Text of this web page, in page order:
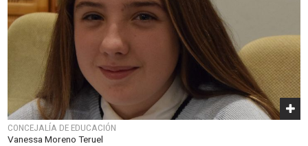
CONCEJALÍA DE EDUCACIÓN
Vanessa Moreno Teruel